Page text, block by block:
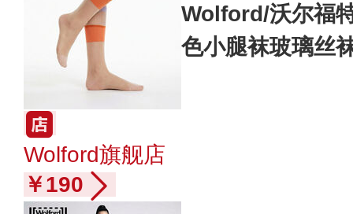
Wolford/沃尔福
色小腿袜玻璃丝
Wolford旗舰店
￥190